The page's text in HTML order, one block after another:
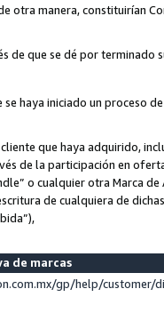
otra manera, constituirían
de que se dé por terminado
haya iniciado un proceso
que haya adquirido,
de la participación en
o cualquier otra Marca
de cualquiera de
de marcas
gp/help/customer/